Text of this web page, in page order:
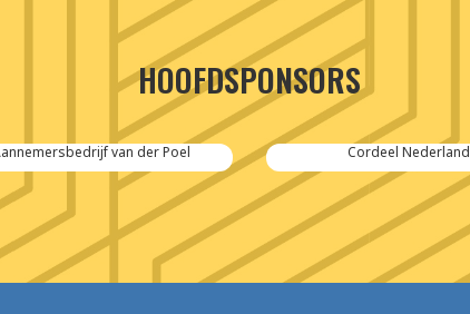
HOOFDSPONSORS
van der Poel Cordeel Nederland